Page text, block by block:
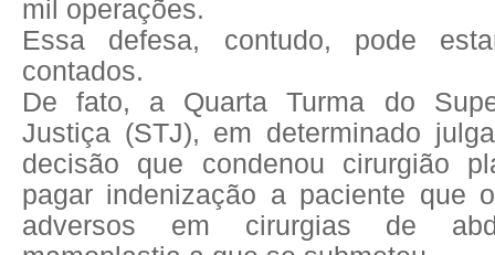
mil operações.
Essa defesa, contudo, pode
contados.
De fato, a Quarta Turma do
Justiça (STJ), em determinado
decisão que condenou cirurgião
pagar indenização a paciente que
adversos em cirurgias de